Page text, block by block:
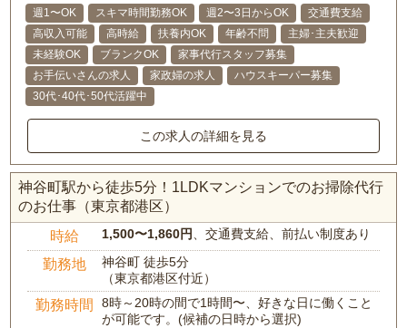
週1〜OK スキマ時間勤務OK 週2〜3日からOK
交通費支給
高収入可能
高時給 扶養内OK 年齢不問
主婦･主夫歓迎
未経験OK
ブランクOK
家事代行スタッフ募集
お手伝いさんの求人
家政婦の求人
ハウスキーパー募集
30代･40代･50代活躍中
この求人の詳細を見る
神谷町駅から徒歩5分！1LDKマンションでのお掃除代行
のお仕事（東京都港区）
時給 1,500〜1,860円、交通費支給、前払い制度あり
勤務地
神谷町 徒歩5分
（東京都港区付近）
勤務時間
8時～20時の間で1時間〜、好きな日に働くこと
が可能です。(候補の日時から選択)